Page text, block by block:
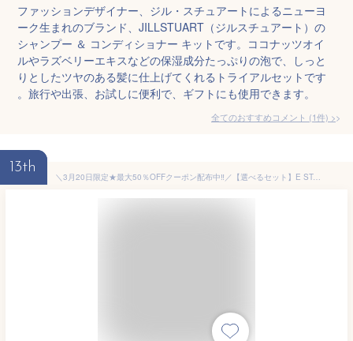
ファッションデザイナー、ジル・スチュアートによるニューヨ
ーク生まれのブランド、JILLSTUART（ジルスチュアート）の
シャンプー ＆ コンディショナー キットです。ココナッツオイ
ルやラズベリーエキスなどの保湿成分たっぷりの泡で、しっと
りとしたツヤのある髪に仕上げてくれるトライアルセットです
。旅行や出張、お試しに便利で、ギフトにも使用できます。
全てのおすすめコメント (1件) >
13th
＼3月20日限定★最大50％OFFクーポン配布中‼／【選べるセット】E STANDARD イイスタンダード シャンプー&トリートメント 各600ml スカルプ キューティクルニュートリション ダマスクローズ ポジティブリペア メデュラニュートリション 送料無料 E ボトルセット